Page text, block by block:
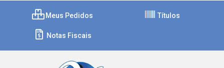
Meus Pedidos Títulos
Notas Fiscais